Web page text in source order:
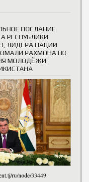
ПОСЛАНИЕ
РЕСПУБЛИКИ
ЛИДЕРА НАЦИИ
РАХМОНА ПО
МОЛОДЁЖИ
ru/node/33449